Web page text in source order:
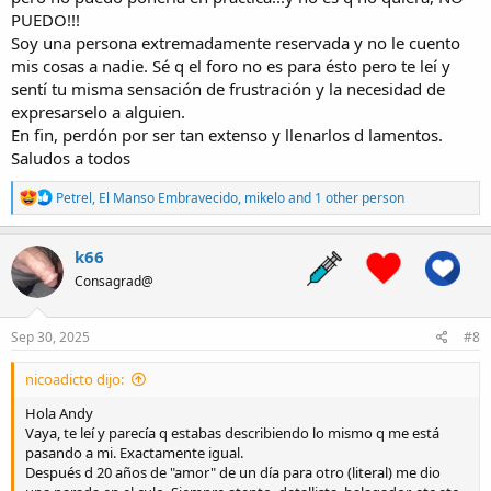
Me siento solo. Trabajo mucho. Y cuando llego a casa. Extraño
alguien con quien poder ver una peli, cenar. O simplemente hablar
de tonterías.
Un abrazo.
Gracias por escucharme. Digo leerme.
PUEDO!!!
Soy una persona extremadamente reservada y no le cuento
mis cosas a nadie. Sé q el foro no es para ésto pero te leí y
sentí tu misma sensación de frustración y la necesidad de
expresarselo a alguien.
En fin, perdón por ser tan extenso y llenarlos d lamentos.
Saludos a todos
R
e
a
c
t
i
n
s
Petrel, El Manso Embravecido, mikeloand 1 other person
k66
Consagrad@
Sep 30, 2025 #8
nicoadicto dijo:
Hola Andy
Vaya, te leí y parecía q estabas describiendo lo mismo q me está
pasando a mi. Exactamente igual.
Después d 20 años de "amor" de un día para otro (literal) me dio